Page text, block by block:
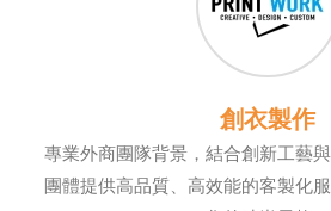
創衣製作
專業外商團隊背景，結合創新工藝
團體提供高品質、高效能的客製化